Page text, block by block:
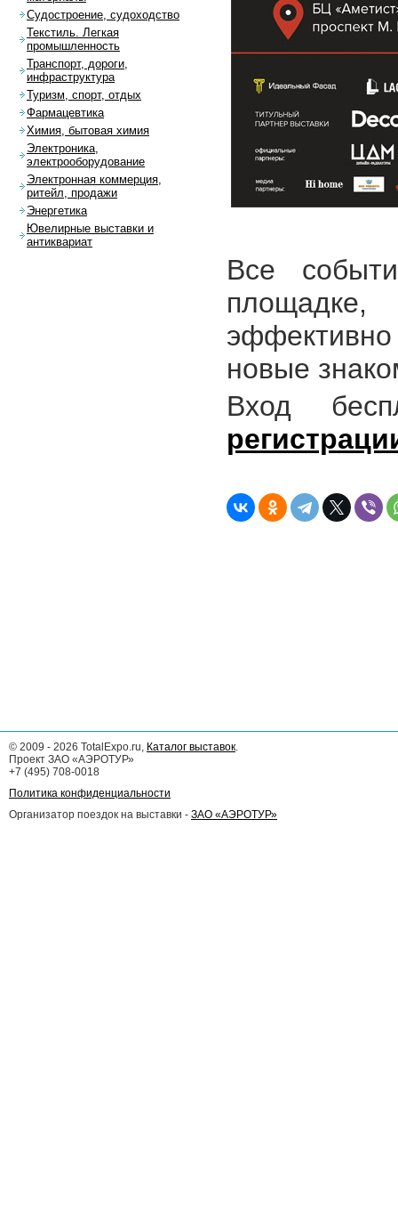
Все
новые
Вход
Судостроение, судоходство
Текстиль. Легкая
промышленность
Транспорт, дороги,
инфраструктура
Туризм, спорт, отдых
Фармацевтика
Химия, бытовая химия
Электроника,
электрооборудование
Электронная коммерция,
ритейл, продажи
Энергетика
Ювелирные выставки и
антиквариат
© 2009 - 2026 TotalExpo.ru, Каталог выставок.
Проект ЗАО «АЭРОТУР»
+7 (495) 708-0018
Политика конфиденциальности
Организатор поездок на выставки - ЗАО «АЭРОТУР»